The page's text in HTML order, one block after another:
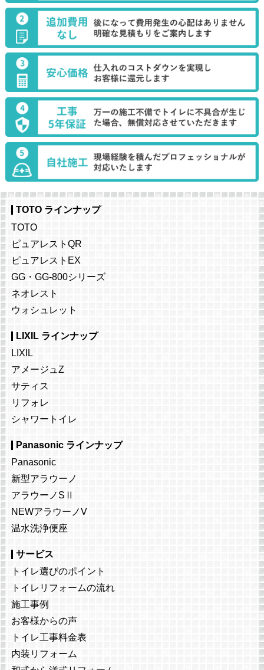
TOTO ラインナップ
TOTO
ピュアレストQR
ピュアレストEX
GG・GG-800シリーズ
ネオレスト
ウォシュレット
LIXIL ラインナップ
LIXIL
アメージュZ
サティス
リフォレ
シャワートイレ
Panasonic ラインナップ
Panasonic
新型アラウーノ
アラウーノSⅡ
NEWアラウーノV
温水洗浄便座
サービス
トイレ選びのポイント
トイレリフォームの流れ
施工事例
お客様からの声
トイレ工事料金表
内装リフォーム